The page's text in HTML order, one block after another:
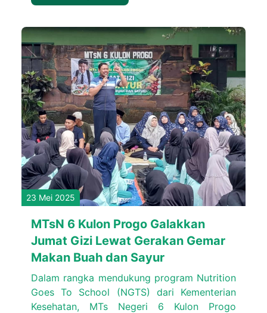
23 Mei 2025
MTsN 6 Kulon Progo Galakkan
Jumat Gizi Lewat Gerakan Gemar
Makan Buah dan Sayur
Dalam rangka mendukung program Nutrition
Goes To School (NGTS) dari Kementerian
Kesehatan, MTs Negeri 6 Kulon Progo